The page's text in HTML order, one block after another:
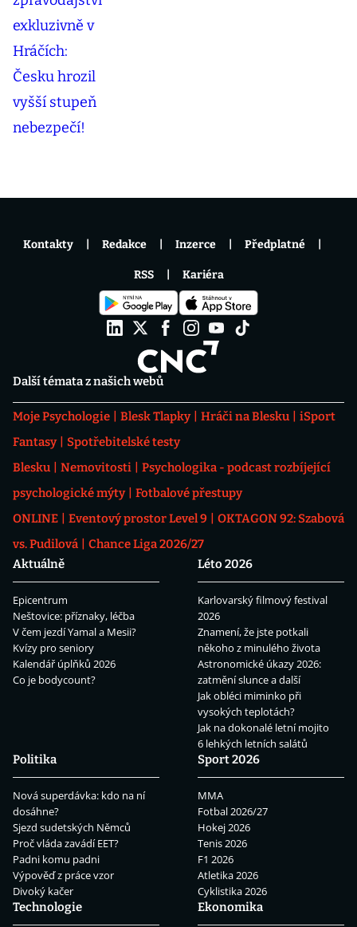
Další témata z našich webů
Moje Psychologie Blesk Tlapky Hráči na Blesku
iSport
Fantasy
Spotřebitelské testy
Blesku
Nemovitosti
Psychologika - podcast rozbíjející
psychologické mýty
Fotbalové přestupy
ONLINE
Eventový prostor Level 9
OKTAGON 92: Szabová
vs. Pudilová
Chance Liga 2026/27
Aktuálně
Epicentrum
Neštovice: příznaky, léčba
V čem jezdí Yamal a Mesii?
Kvízy pro seniory
Kalendář úplňků 2026
Co je bodycount?
Léto 2026
Karlovarský filmový festival
2026
Znamení, že jste potkali
někoho z minulého života
Astronomické úkazy 2026:
zatmění slunce a další
Jak obléci miminko při
vysokých teplotách?
Jak na dokonalé letní mojito
6 lehkých letních salátů
Politika
Nová superdávka: kdo na ní
dosáhne?
Sjezd sudetských Němců
Proč vláda zavádí EET?
Padni komu padni
Výpověď z práce vzor
Divoký kačer
Sport 2026
MMA
Fotbal 2026/27
Hokej 2026
Tenis 2026
F1 2026
Atletika 2026
Cyklistika 2026
Technologie
Ekonomika
Kontakty Redakce Inzerce Předplatné
RSS Kariéra